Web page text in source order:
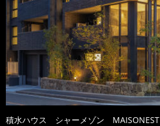
積水ハウス シャーメゾン MAISONEST